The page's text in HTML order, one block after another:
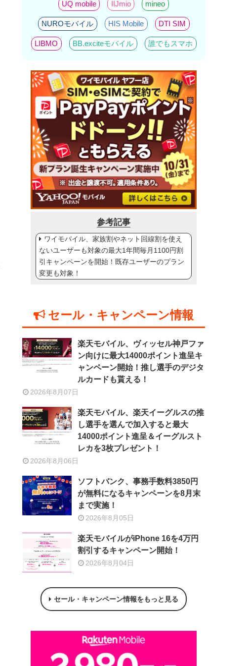
UQ mobile IIJmio mineo
NUROモバイル HIS Mobile DTI SIM
LIBMO BB.exciteモバイル 誰でもスマホ
参考記事
ワイモバイル、家族割やネット回線割を使え
ないユーザーも対象の最大1年間毎月1100円割
引キャンペーンを開始！既存ユーザーのプラン
変更も対象！
セール・キャンペーン情報
楽天モバイル、ヴィッセル神戸ファ
ン向けに最大14000ポイント進呈キ
ャンペーン開始！推し選手のデジタ
ルカードも貰える！
2026年8月07日
楽天モバイル、楽天イーグルスの推
し選手を選んで加入すると最大
14000ポイント進呈＆イーグルスト
レカを3枚プレゼント！
2026年8月06日
ソフトバンク、事務手数料3850円
が無料になるキャンペーンを8月末
まで実施！
2026年8月05日
楽天モバイルがiPhone 16を4万円
割引するキャンペーン開始！
2026年8月04日
セール・キャンペーン情報をもっと見る